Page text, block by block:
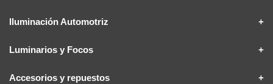
Iluminación Automotriz
Luminarios y Focos
Accesorios y repuestos